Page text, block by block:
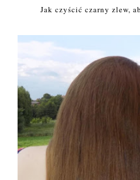
Jak czyścić czarny zlew,